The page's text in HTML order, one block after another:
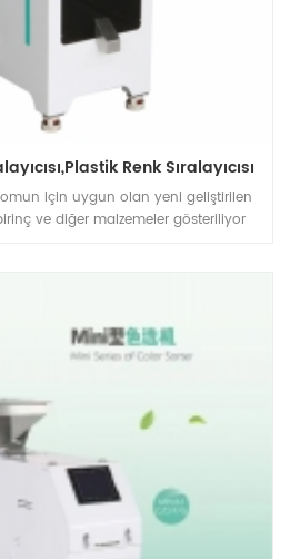
Renk Sıralayıcısı
somun için uygun olan yeni geliştirilen
ve diğer malzemeler gösteriliyor